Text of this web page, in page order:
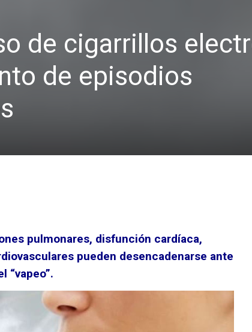
de cigarrillos
de episodios
pulmonares, disfunción cardíaca,
pueden desencadenarse ante
“vapeo”.